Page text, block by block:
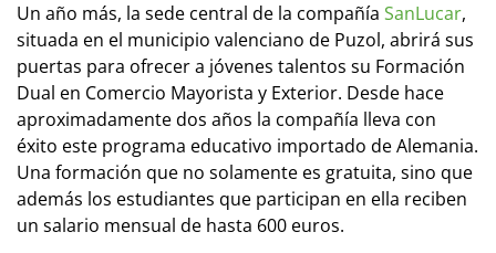
Un año más, la sede central de la compañía SanLucar,
situada en el municipio valenciano de Puzol, abrirá sus
puertas para ofrecer a jóvenes talentos su Formación
Dual en Comercio Mayorista y Exterior. Desde hace
aproximadamente dos años la compañía lleva con
éxito este programa educativo importado de Alemania.
Una formación que no solamente es gratuita, sino que
además los estudiantes que participan en ella reciben
un salario mensual de hasta 600 euros.